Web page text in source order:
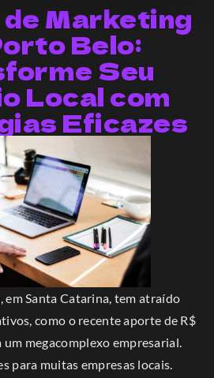
Marketing
Belo:
Seu
Local com
Eficazes
em Santa Catarina, tem atraído
como o recente aporte de R$
megacomplexo empresarial.
para muitas empresas locais.